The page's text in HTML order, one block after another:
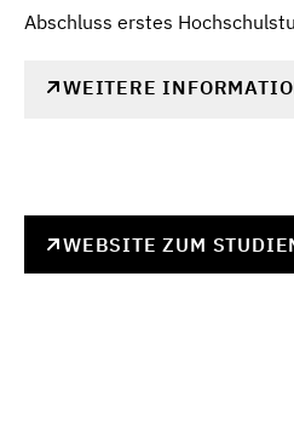
Abschluss erstes
WEITERE
WEBSITE ZUM